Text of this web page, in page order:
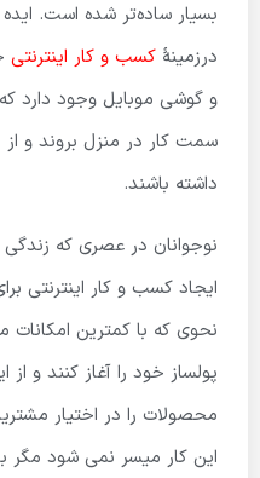
بسیار ساده‌تر شده است. ایده
درزمینهٔ کسب و کار اینترنتی
و گوشی موبایل وجود دارد
سمت کار در منزل بروند و
داشته باشند.
نوجوانان در عصری که
ایجاد کسب و کار اینترنتی
نحوی که با کمترین
پولساز خود را آغاز کنند و
محصولات را در اختیار
این کار میسر نمی شود مگر